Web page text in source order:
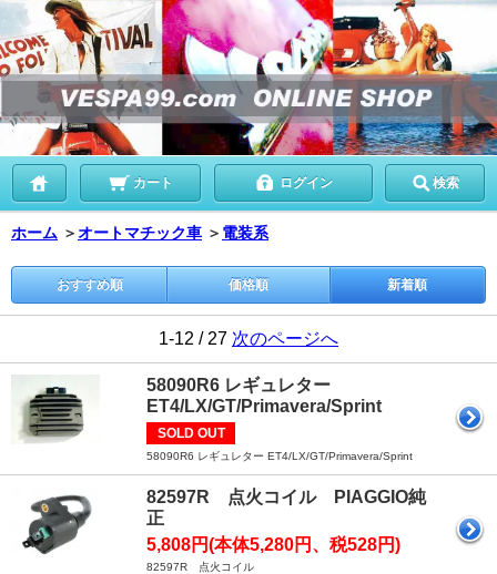
カート ログイン 検索
ホーム ＞オートマチック車 ＞ 電装系
おすすめ順 価格順 新着順
1-12 / 27 次のページへ
58090R6 レギュレター
ET4/LX/GT/Primavera/Sprint
SOLD OUT
58090R6 レギュレター ET4/LX/GT/Primavera/Sprint
82597R 点火コイル PIAGGIO純
正
5,808円(本体5,280円、税528円)
82597R 点火コイル